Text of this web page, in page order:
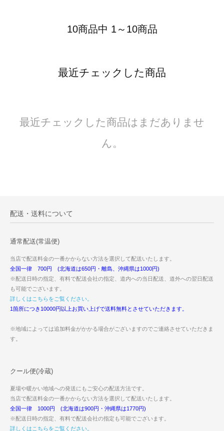
10商品中 1～10商品
最近チェックした商品
最近チェックした商品はまだありませ
ん。
配送・送料について
通常配送(常温便)
当店で配送料金の一番かからない方法を選択して配送いたします。
全国一律 700円 (北海道は650円・離島、沖縄県は1000円)
※配送日時の指定、有料で配送会社の指定、道内への当日配送、道外への翌日配送
も可能でございます。
詳しくはこちらをご覧ください。
1箇所につき10000円以上お買い上げで送料無料とさせていただきます。
※地域によっては追加料金がかかる場合がございますのでご連絡させていただきま
す。
クール便(冷蔵)
夏場や暖かい地域への発送にもご安心の配送方法です。
当店で配送料金の一番かからない方法を選択して配送いたします。
全国一律 1000円 (北海道は900円・沖縄県は1770円)
※配送日時の指定、有料で配送会社の指定も可能でございます。
詳しくはこちらをご覧ください。